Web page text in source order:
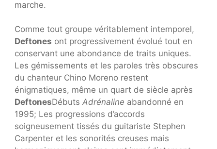
marche.
Comme tout groupe véritablement intemporel,
Deftones ont progressivement évolué tout en
conservant une abondance de traits uniques.
Les gémissements et les paroles très obscures
du chanteur Chino Moreno restent
énigmatiques, même un quart de siècle après
DeftonesDébuts Adrénaline abandonné en
1995; Les progressions d’accords
soigneusement tissés du guitariste Stephen
Carpenter et les sonorités creuses mais